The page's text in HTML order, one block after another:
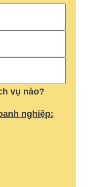
vụ nào?
nghiệp: